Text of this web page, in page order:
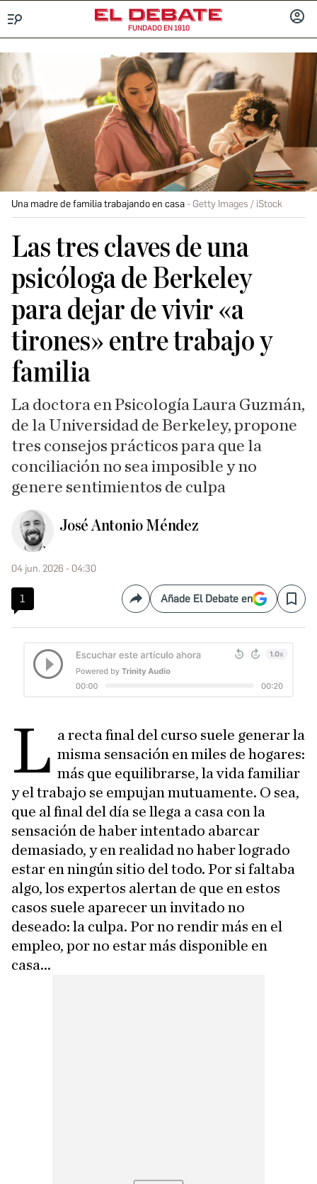
FUNDADO EN 1910
Una madre de familia trabajando en casa Getty Images / iStock
Las tres claves de una
psicóloga de Berkeley
para dejar de vivir «a
tirones» entre trabajo y
familia
La doctora en Psicología Laura Guzmán,
de la Universidad de Berkeley, propone
tres consejos prácticos para que la
conciliación no sea imposible y no
genere sentimientos de culpa
José Antonio Méndez
04 jun. 2026 - 04:30
1 CompartirAñade El Debate en Save
L a recta final del curso suele generar la
misma sensación en miles de hogares:
más que equilibrarse, la vida familiar
y el trabajo se empujan mutuamente. O sea,
que al final del día se llega a casa con la
sensación de haber intentado abarcar
demasiado, y en realidad no haber logrado
estar en ningún sitio del todo. Por si faltaba
algo, los expertos alertan de que en estos
casos suele aparecer un invitado no
deseado: la culpa. Por no rendir más en el
empleo, por no estar más disponible en
casa...